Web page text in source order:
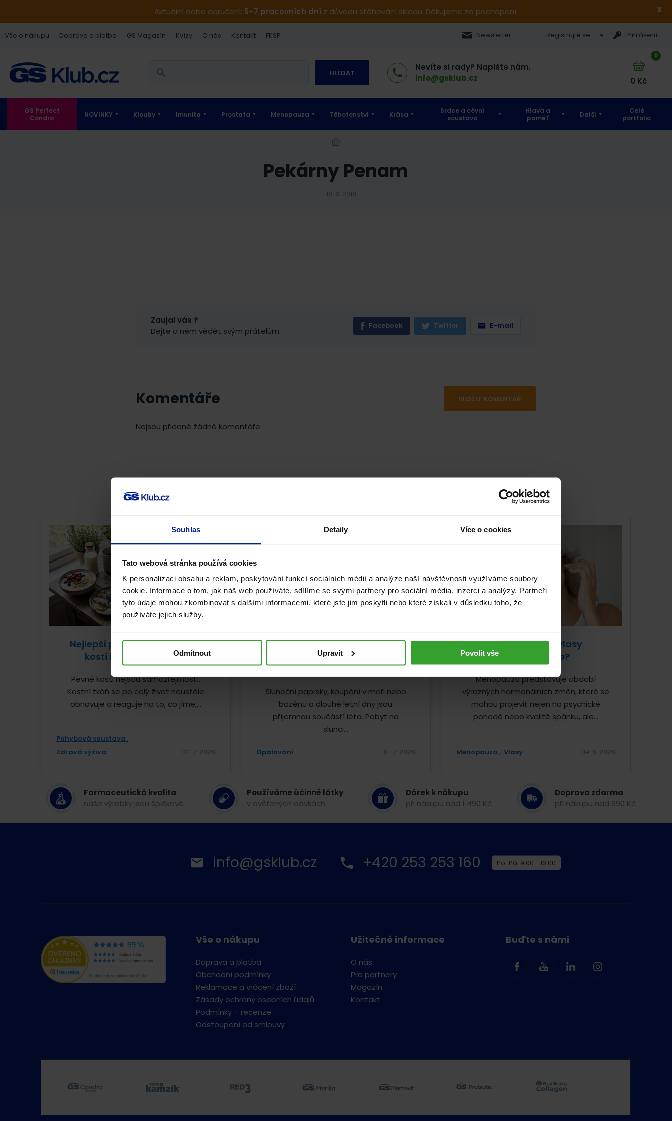
Souhlas Detaily Více o cookies
Tato webová stránka používá cookies
K personalizaci obsahu a reklam, poskytování funkcí sociálních médií a analýze naší návštěvnosti využíváme soubory
cookie. Informace o tom, jak náš web používáte, sdílíme se svými partnery pro sociální média, inzerci a analýzy. Partneři
tyto údaje mohou zkombinovat s dalšími informacemi, které jste jim poskytli nebo které získali v důsledku toho, že
používáte jejich služby.
Odmítnout Upravit Povolit vše
Aktuální doba doručení: 5–7 pracovních dníz důvodu stěhování skladu. Děkujeme za pochopení. x
Vše o nákupu Doprava a platba GS Magazín Kvízy O nás Kontakt FKSP Newsletter Registrujte se Přihlášení
HLEDAT
Nevíte si rady? Napište nám.
info@gsklub.cz
0
0 Kč
GS Perfect
Condro
NOVINKY Klouby Imunita Prostata Menopauza Těhotenství Krása
Srdce a cévní
soustava
Hlava a
paměť
Další
Celé
portfolio
pekárny Penam
18. 6. 2018
Zaujal vás ?
Dejte o něm vědět svým přátelům.
Facebook Twitter E-mail
Komentáře VLOŽIT KOMENTÁŘ
Nejsou přidané žádné komentáře.
Nejlepší potraviny pro pevné
kosti i při osteoporóze
Pevné kosti nejsou samozřejmostí.
Kostní tkáň se po celý život neustále
obnovuje a reaguje na to, co jíme,...
Pohybová soustava
Zdravá výživa
22. 7. 2026
Jak pečovat o pokožku po
opalování? Dopřejte jí správnou
regeneraci.
Sluneční paprsky, koupání v moři nebo
bazénu a dlouhé letní dny jsou
příjemnou součástí léta. Pobyt na
slunci...
Opalování 01. 7. 2026
Jak pečovat o vlasy
v menopauze?
Menopauza představuje období
výrazných hormonálních změn, které se
mohou projevit nejen na psychické
pohodě nebo kvalitě spánku, ale...
Menopauza Vlasy 09. 6. 2026
Farmaceutická kvalita
naše výrobky jsou špičkové
Používáme účinné látky
v ověřených dávkách
Dárek k nákupu
při nákupu nad 1 490 Kč
Doprava zdarma
při nákupu nad 990 Kč
info@gsklub.cz +420 253 253 160 Po-Pá: 9:00 - 16:00
Vše o nákupu
Doprava a platba
Obchodní podmínky
Reklamace a vrácení zboží
Zásady ochrany osobních údajů
Podmínky – recenze
Odstoupení od smlouvy
Užitečné informace
O nás
Pro partnery
Magazín
Kontakt
Buďte s námi